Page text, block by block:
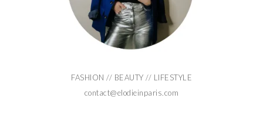
FASHION // BEAUTY // LIFESTYLE
contact@elodieinparis.com